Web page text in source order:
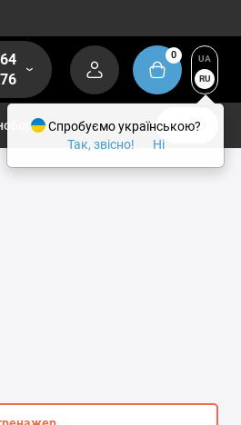
0
UA
RU
1/2
Спробуємо українською?
Так, звісно!
Ні